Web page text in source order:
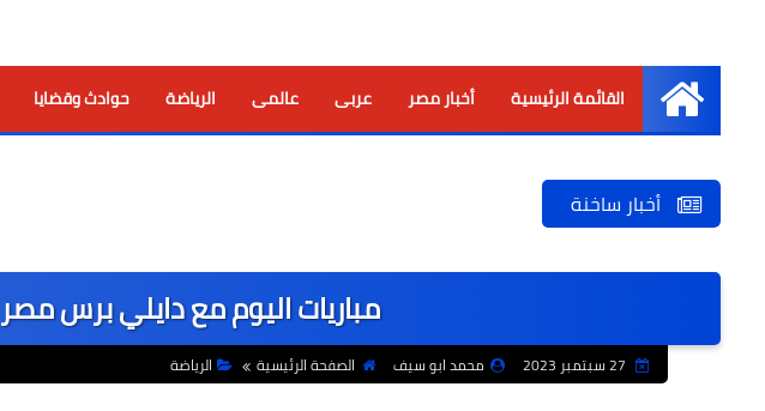
الرئيسية
القائمة الرئيسية أخبار مصر عربى عالمى الرياضة حوادث وقضايا
أخبار ساخنة
مباريات اليوم مع دايلي برس مصر
محمد ابو سيف الصفحة الرئيسية الرياضة